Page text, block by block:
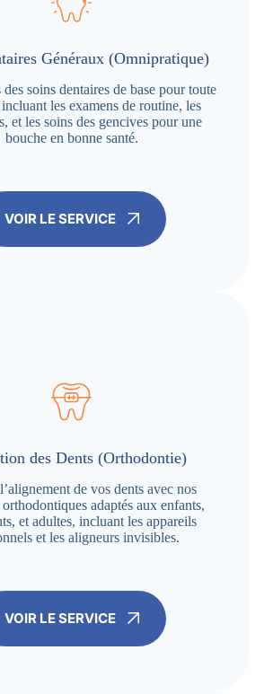
Généraux (Omnipratique)
soins dentaires de base pour toute
les examens de routine, les
et les soins des gencives pour une
bouche en bonne santé.
VOIR LE SERVICE
des Dents (Orthodontie)
de vos dents avec nos
adaptés aux enfants,
et adultes, incluant les appareils
et les aligneurs invisibles.
VOIR LE SERVICE